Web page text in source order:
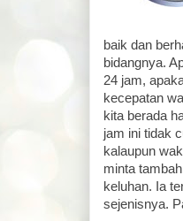
baik dan
bidangnya.
24 jam,
kecepatan
kita berada
jam ini tidak
kalaupun
minta
keluhan. Ia
sejenisnya.